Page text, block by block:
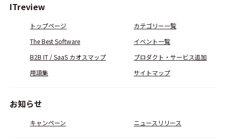
ITreview
トップページ
カテゴリー一覧
The Best Software
イベント一覧
B2B IT / SaaS カオスマップ
プロダクト・サービス追加
用語集
サイトマップ
お知らせ
キャンペーン ニュースリリース